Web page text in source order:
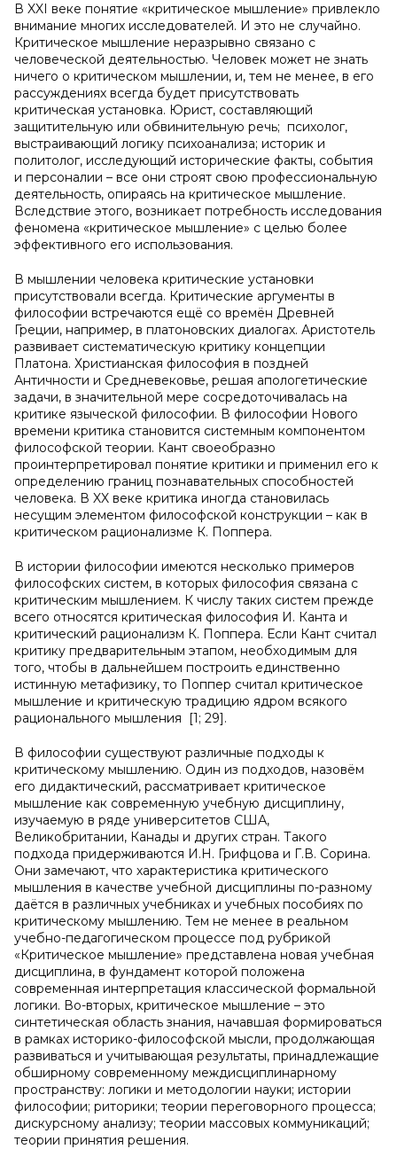
В XXI веке понятие «критическое мышление» привлекло
внимание многих исследователей. И это не случайно.
Критическое мышление неразрывно связано с
человеческой деятельностью. Человек может не знать
ничего о критическом мышлении, и, тем не менее, в его
рассуждениях всегда будет присутствовать
критическая установка. Юрист, составляющий
защитительную или обвинительную речь; психолог,
выстраивающий логику психоанализа; историк и
политолог, исследующий исторические факты, события
и персоналии – все они строят свою профессиональную
деятельность, опираясь на критическое мышление.
Вследствие этого, возникает потребность исследования
феномена «критическое мышление» с целью более
эффективного его использования.
В мышлении человека критические установки
присутствовали всегда. Критические аргументы в
философии встречаются ещё со времён Древней
Греции, например, в платоновских диалогах. Аристотель
развивает систематическую критику концепции
Платона. Христианская философия в поздней
Античности и Средневековье, решая апологетические
задачи, в значительной мере сосредоточивалась на
критике языческой философии. В философии Нового
времени критика становится системным компонентом
философской теории. Кант своеобразно
проинтерпретировал понятие критики и применил его к
определению границ познавательных способностей
человека. В XX веке критика иногда становилась
несущим элементом философской конструкции – как в
критическом рационализме К. Поппера.
В истории философии имеются несколько примеров
философских систем, в которых философия связана с
критическим мышлением. К числу таких систем прежде
всего относятся критическая философия И. Канта и
критический рационализм К. Поппера. Если Кант считал
критику предварительным этапом, необходимым для
того, чтобы в дальнейшем построить единственно
истинную метафизику, то Поппер считал критическое
мышление и критическую традицию ядром всякого
рационального мышления [1; 29].
В философии существуют различные подходы к
критическому мышлению. Один из подходов, назовём
его дидактический, рассматривает критическое
мышление как современную учебную дисциплину,
изучаемую в ряде университетов США,
Великобритании, Канады и других стран. Такого
подхода придерживаются И.Н. Грифцова и Г.В. Сорина.
Они замечают, что характеристика критического
мышления в качестве учебной дисциплины по-разному
даётся в различных учебниках и учебных пособиях по
критическому мышлению. Тем не менее в реальном
учебно-педагогическом процессе под рубрикой
«Критическое мышление» представлена новая учебная
дисциплина, в фундамент которой положена
современная интерпретация классической формальной
логики. Во-вторых, критическое мышление – это
синтетическая область знания, начавшая формироваться
в рамках историко-философской мысли, продолжающая
развиваться и учитывающая результаты, принадлежащие
обширному современному междисциплинарному
пространству: логики и методологии науки; истории
философии; риторики; теории переговорного процесса;
дискурсному анализу; теории массовых коммуникаций;
теории принятия решения.